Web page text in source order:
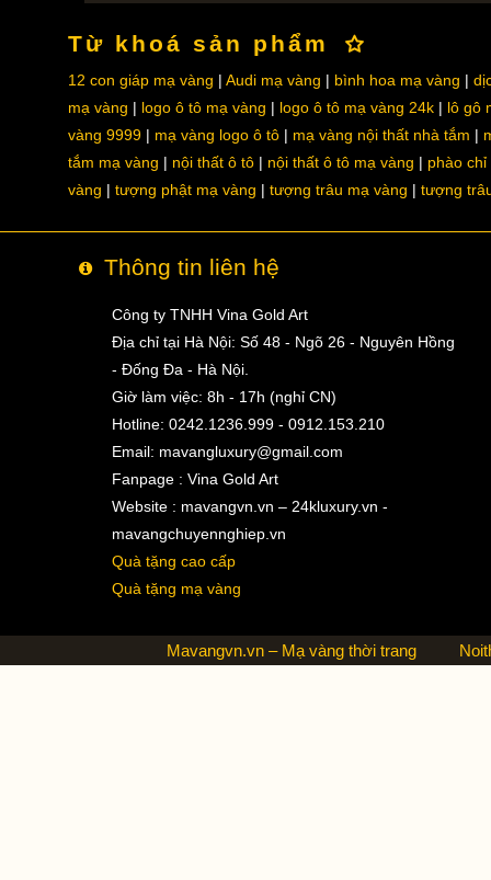
Từ khoá sản phẩm
12 con giáp mạ vàng Audi mạ vàng bình hoa mạ vàng
mạ vàng
logo ô tô mạ vàng logo ô tô mạ vàng 24k
lô gô
vàng 9999
mạ vàng logo ô tô mạ vàng nội thất nhà tắm
tắm mạ vàng
nội thất ô tô nội thất ô tô mạ vàng
phào chỉ
vàng
tượng phật mạ vàng tượng trâu mạ vàng tượng
Thông tin liên hệ
Công ty TNHH Vina Gold Art
Địa chỉ tại Hà Nội: Số 48 - Ngõ 26 - Nguyên Hồng
- Đống Đa - Hà Nội.
Giờ làm việc: 8h - 17h (nghỉ CN)
Hotline: 0242.1236.999 - 0912.153.210
Email: mavangluxury@gmail.com
Fanpage : Vina Gold Art
Website : mavangvn.vn – 24kluxury.vn -
mavangchuyennghiep.vn
Quà tặng cao cấp
Quà tặng mạ vàng
Mavangvn.vn – Mạ vàng thời trang